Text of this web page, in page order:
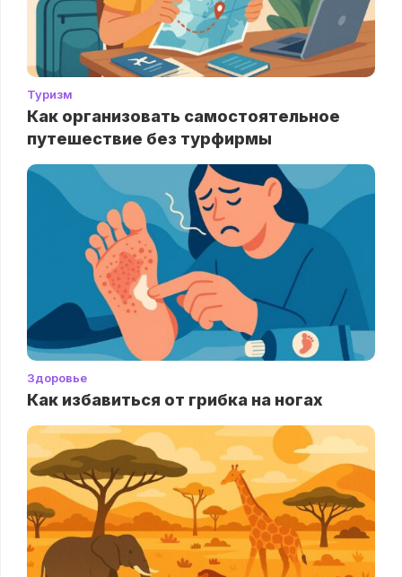
Туризм
Как организовать самостоятельное
путешествие без турфирмы
Здоровье
Как избавиться от грибка на ногах